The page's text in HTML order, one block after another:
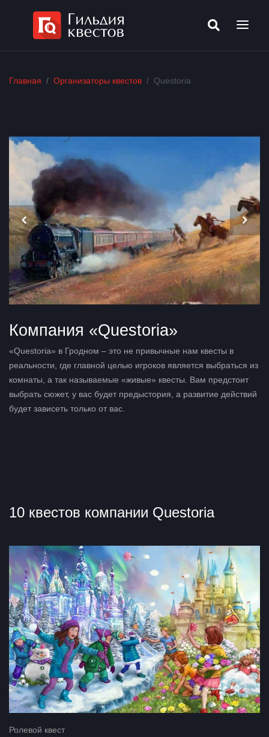
Главная Организаторы квестов Questoria
Компания «Questoria»
«Questoria» в Гродном – это не привычные нам квесты в
реальности, где главной целью игроков является выбраться из
комнаты, а так называемые «живые» квесты. Вам предстоит
выбрать сюжет, у вас будет предыстория, а развитие действий
будет зависеть только от вас.
10 квестов компании Questoria
Ролевой квест